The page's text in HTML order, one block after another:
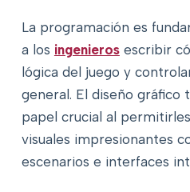
La programación es
a los ingenierosescribir
lógica del juego y
general. El diseño gráfico
papel crucial al
visuales impresionantes
escenarios e interfaces